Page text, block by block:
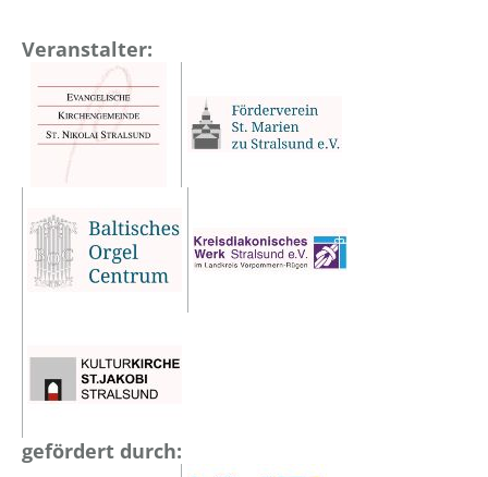
Veranstalter:
gefördert durch: